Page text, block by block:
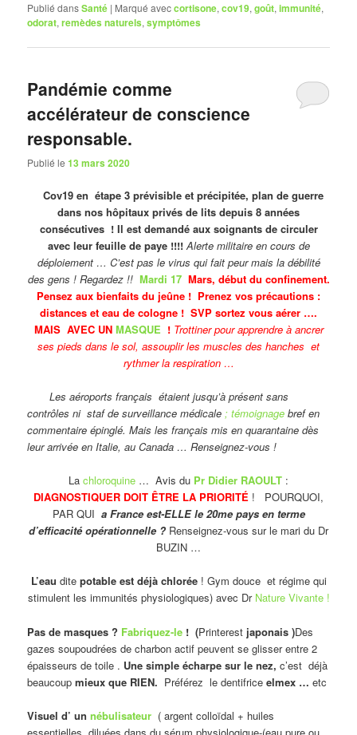
Publié dansSanté | Marqué aveccortisone,cov19,goût,immunité,
odorat,remèdes naturels,symptômes
Pandémie comme
accélérateur de conscience
responsable.
Publié le13 mars 2020
Cov19 en étape 3 prévisible et précipitée, plan de guerre
dans nos hôpitaux privés de lits depuis 8 années
consécutives ! Il est demandé aux soignants de circuler
avec leur feuille de paye !!!!Alerte militaire en cours de
déploiement … C’est pas le virus qui fait peur mais la débilité
des gens ! Regardez !! Mardi 17 Mars, début du confinement.
Pensez aux bienfaits du jeûne ! Prenez vos précautions :
distances et eau de cologne ! SVP sortez vous aérer ….
MAIS AVEC UN MASQUE ! Trottiner pour apprendre à ancrer
ses pieds dans le sol, assouplir les muscles des hanches et
rythmer la respiration …
Les aéroports français étaient jusqu’à présent sans
contrôles ni staf de surveillance médicale; témoignage bref en
commentaire épinglé. Mais les français mis en quarantaine dès
leur arrivée en Italie, au Canada … Renseignez-vous !
La chloroquine … Avis du Pr Didier RAOULT :
DIAGNOSTIQUER DOIT ÊTRE LA PRIORITÉ ! POURQUOI,
PAR QUI a France est-ELLE le 20me pays en terme
d’efficacité opérationnelle ? Renseignez-vous sur le mari du Dr
BUZIN …
L’eau ditepotable est déjà chlorée! Gym douce et régime qui
stimulent les immunités physiologiques) avec Dr Nature Vivante !
Pas de masques ? Fabriquez-le ! (Printerest japonais )Des
gazes soupoudrées de charbon actif peuvent se glisser entre 2
épaisseurs de toile . Une simple écharpe sur le nez, c’est déjà
beaucoupmieux que RIEN. Préférez le dentifriceelmex …etc
Visuel d’ un nébulisateur ( argent colloïdal + huiles
essentielles diluées dans du sérum physiologique-(eau pure ou